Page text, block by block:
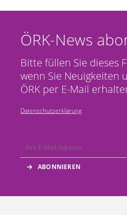
ÖRK-News
Bitte füllen Sie dieses
wenn Sie Neuigkeiten
ÖRK per E-Mail
Datenschutzerklärung